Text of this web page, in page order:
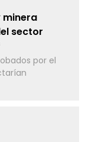
minera
sector
por el